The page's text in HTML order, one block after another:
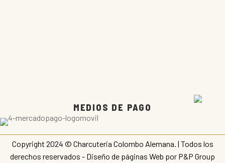
MEDIOS DE PAGO
Copyright 2024 © Charcuteria Colombo Alemana. | Todos los
derechos reservados - Diseño de páginas Web por P&P Group